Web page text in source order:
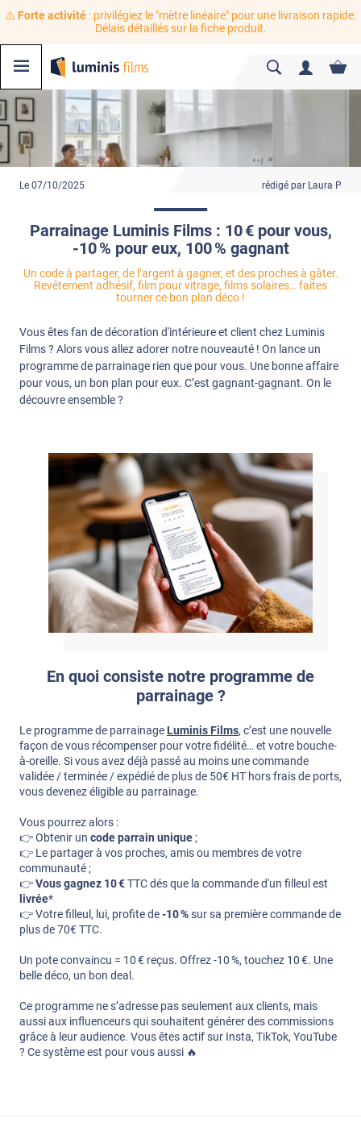
⚠️ Forte activité: privilégiez le "mètre linéaire" pour une livraison rapide.
Délais détaillés sur la fiche produit.
Le 07/10/2025 rédigé par Laura P
Parrainage Luminis Films : 10 € pour vous,
-10 % pour eux, 100 % gagnant
Un code à partager, de l’argent à gagner, et des proches à gâter.
Revêtement adhésif, film pour vitrage, films solaires… faites
tourner ce bon plan déco !
Vous êtes fan de décoration d'intérieure et client chez Luminis
Films ? Alors vous allez adorer notre nouveauté ! On lance un
programme de parrainage rien que pour vous. Une bonne affaire
pour vous, un bon plan pour eux. C’est gagnant-gagnant. On le
découvre ensemble ?
En quoi consiste notre programme de
parrainage ?
Le programme de parrainage Luminis Films, c’est une nouvelle
façon de vous récompenser pour votre fidélité… et votre bouche-
à-oreille. Si vous avez déjà passé au moins une commande
validée / terminée / expédié de plus de 50€ HT hors frais de ports,
vous devenez éligible au parrainage.
Vous pourrez alors :
👉 Obtenir un code parrain unique;
👉 Le partager à vos proches, amis ou membres de votre
communauté ;
👉Vous gagnez 10 €TTC dés que la commande d'un filleul est
livrée*
👉 Votre filleul, lui, profite de-10 %sur sa première commande de
plus de 70€ TTC.
Un pote convaincu = 10 € reçus. Offrez -10 %, touchez 10 €. Une
belle déco, un bon deal.
Ce programme ne s’adresse pas seulement aux clients, mais
aussi aux influenceurs qui souhaitent générer des commissions
grâce à leur audience. Vous êtes actif sur Insta, TikTok, YouTube
? Ce système est pour vous aussi 🔥